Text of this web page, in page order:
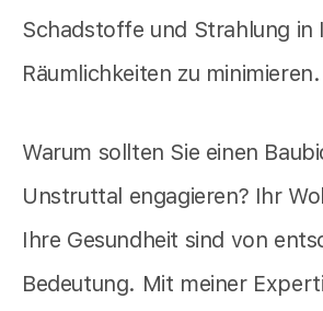
Schadstoffe und Strahlung in
Räumlichkeiten zu minimieren.
Warum sollten Sie einen
Unstruttal engagieren? Ihr
Ihre Gesundheit sind von
Bedeutung. Mit meiner